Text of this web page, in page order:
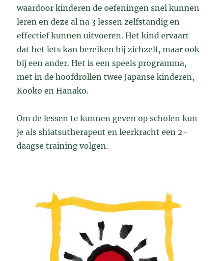
waardoor kinderen de oefeningen snel kunnen
leren en deze al na 3 lessen zelfstandig en
effectief kunnen uitvoeren. Het kind ervaart
dat het iets kan bereiken bij zichzelf, maar ook
bij een ander. Het is een speels programma,
met in de hoofdrollen twee Japanse kinderen,
Kooko en Hanako.
Om de lessen te kunnen geven op scholen kun
je als shiatsutherapeut en leerkracht een 2-
daagse training volgen.